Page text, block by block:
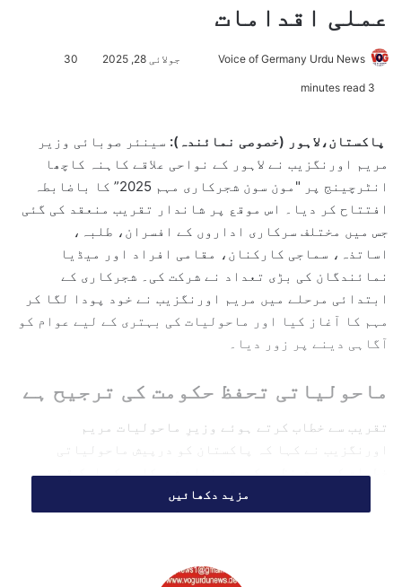
عملی اقدامات
Voice of Germany Urdu News
a
n
e
m
a
i
جولائی 28, 2025 30
پاکستان،لاہور (خصوصی نمائندہ): سینئر صوبائی وزیر
مریم اورنگزیب نے لاہور کے نواحی علاقے کاہنہ کاچھا
انٹرچینج پر "مون سون شجرکاری مہم 2025” کا باضابطہ
افتتاح کر دیا۔ اس موقع پر شاندار تقریب منعقد کی گئی
جس میں مختلف سرکاری اداروں کے افسران، طلبہ،
اساتذہ، سماجی کارکنان، مقامی افراد اور میڈیا
نمائندگان کی بڑی تعداد نے شرکت کی۔ شجرکاری کے
ابتدائی مرحلے میں مریم اورنگزیب نے خود پودا لگا کر
مہم کا آغاز کیا اور ماحولیات کی بہتری کے لیے عوام کو
آگاہی دینے پر زور دیا۔
ماحولیاتی تحفظ حکومت کی ترجیح ہے
تقریب سے خطاب کرتے ہوئے وزیرِ ماحولیات مریم
اورنگزیب نے کہا کہ پاکستان کو درپیش ماحولیاتی
خطرات کے پیش نظر حکومتِ پنجاب شجرکاری کو ایک قومی
تحریک کے طور پر آگے بڑھا رہی ہے۔
مزید دکھائیں